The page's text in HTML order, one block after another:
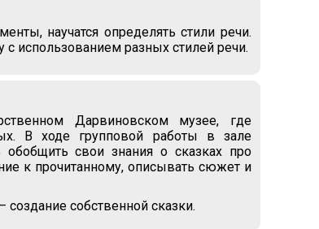
научатся определять стили речи.
с использованием разных стилей речи.
Дарвиновском музее, где
В ходе групповой работы в зале
свои знания о сказках про
к прочитанному, описывать сюжет и
создание собственной сказки.